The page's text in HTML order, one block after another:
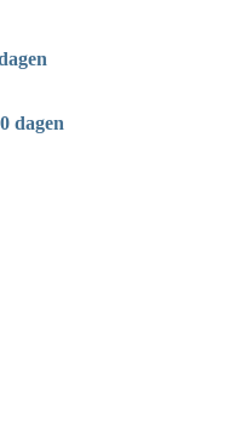
dagen